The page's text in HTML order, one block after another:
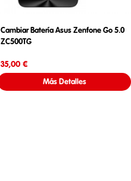
Cambiar Batería Asus Zenfone Go 5.0
ZC500TG
35,00 €
Más Detalles